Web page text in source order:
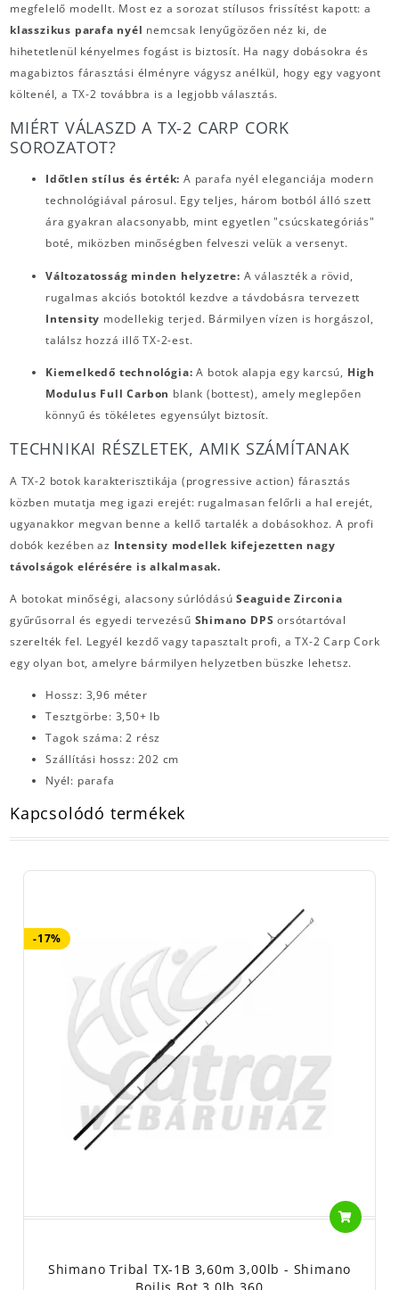
megfelelő modellt. Most ez a sorozat stílusos frissítést kapott: a
klasszikus parafa nyél nemcsak lenyűgözően néz ki, de
hihetetlenül kényelmes fogást is biztosít. Ha nagy dobásokra és
magabiztos fárasztási élményre vágysz anélkül, hogy egy vagyont
költenél, a TX-2 továbbra is a legjobb választás.
MIÉRT VÁLASZD A TX-2 CARP CORK
SOROZATOT?
Időtlen stílus és érték: A parafa nyél eleganciája modern
technológiával párosul. Egy teljes, három botból álló szett
ára gyakran alacsonyabb, mint egyetlen "csúcskategóriás"
boté, miközben minőségben felveszi velük a versenyt.
Változatosság minden helyzetre: A választék a rövid,
rugalmas akciós botoktól kezdve a távdobásra tervezett
Intensity modellekig terjed. Bármilyen vízen is horgászol,
találsz hozzá illő TX-2-est.
Kiemelkedő technológia: A botok alapja egy karcsú, High
Modulus Full Carbon blank (bottest), amely meglepően
könnyű és tökéletes egyensúlyt biztosít.
TECHNIKAI RÉSZLETEK, AMIK SZÁMÍTANAK
A TX-2 botok karakterisztikája (progressive action) fárasztás
közben mutatja meg igazi erejét: rugalmasan felőrli a hal erejét,
ugyanakkor megvan benne a kellő tartalék a dobásokhoz. A profi
dobók kezében az Intensity modellek kifejezetten nagy
távolságok elérésére is alkalmasak.
A botokat minőségi, alacsony súrlódásúSeaguide Zirconia
gyűrűsorral és egyedi tervezésű Shimano DPS orsótartóval
szerelték fel. Legyél kezdő vagy tapasztalt profi, a TX-2 Carp Cork
egy olyan bot, amelyre bármilyen helyzetben büszke lehetsz.
Hossz: 3,96 méter
Tesztgörbe: 3,50+ lb
Tagok száma: 2 rész
Szállítási hossz: 202 cm
Nyél: parafa
Kapcsolódó termékek
-17%
Shimano Tribal TX-1B 3,60m 3,00lb - Shimano
Bojlis Bot 3.0lb 360